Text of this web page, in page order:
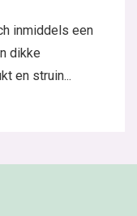
inmiddels een
dikke
en struin...